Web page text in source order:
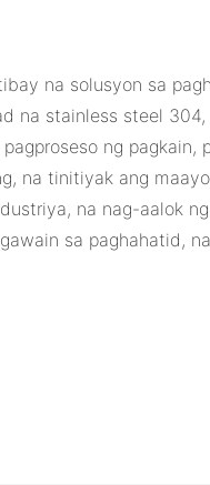
na solusyon sa
na stainless steel
ng
na tinitiyak ang
na nag-aalok
sa paghahatid,